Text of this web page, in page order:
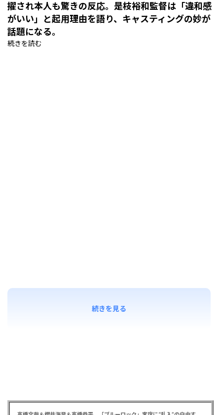
擢され本人も驚きの反応。是枝裕和監督は「違和感
がいい」と起用理由を語り、キャスティングの妙が
話題になる。
続きを読む
続きを見る